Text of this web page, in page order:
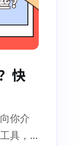
快
你介
具，